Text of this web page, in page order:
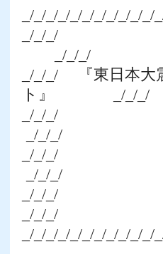
_/_/_/_/_/_/_/_/_/_/
_/_/_/
_/_/_/
_/_/_/ 『東日本大
ト』
_/_/_/
_/
_/_/_/
_/_/
_/_/_/
_/
_/_/_/
_/_/_/_/_/_/_/_/_/_/